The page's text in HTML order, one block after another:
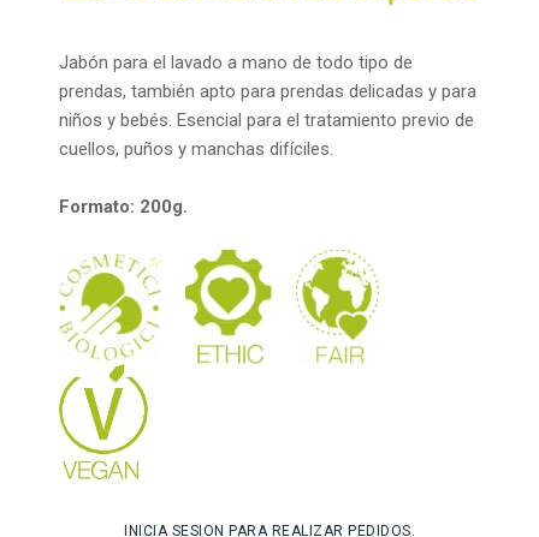
Jabón para el lavado a mano de todo tipo de
prendas, también apto para prendas delicadas y para
niños y bebés. Esencial para el tratamiento previo de
cuellos, puños y manchas difíciles.
Formato: 200g.
INICIA SESION PARA REALIZAR PEDIDOS.